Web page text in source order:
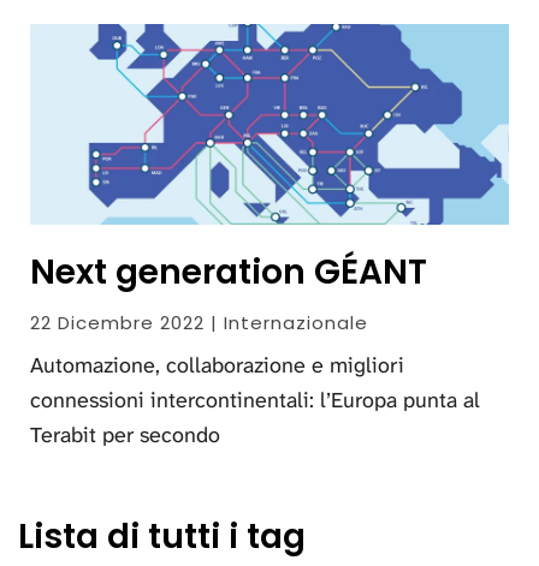
Next generation GÉANT
22 Dicembre 2022 | Internazionale
Automazione, collaborazione e migliori
connessioni intercontinentali: l’Europa punta al
Terabit per secondo
Lista di tutti i tag